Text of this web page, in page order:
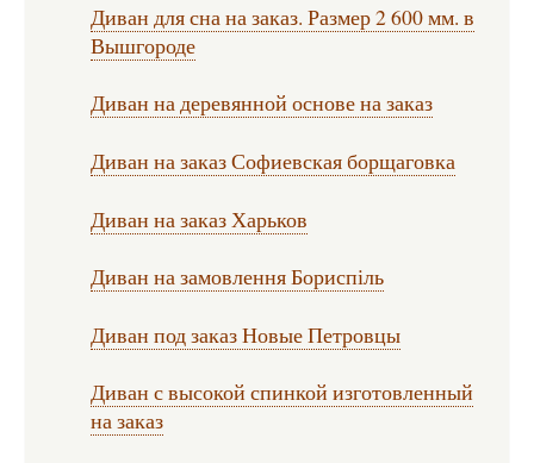
Диван для сна на заказ. Размер 2 600 мм. в
Вышгороде
Диван на деревянной основе на заказ
Диван на заказ Софиевская борщаговка
Диван на заказ Харьков
Диван на замовлення Бориспіль
Диван под заказ Новые Петровцы
Диван с высокой спинкой изготовленный
на заказ